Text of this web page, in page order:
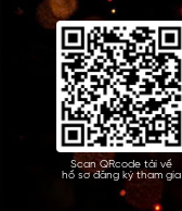
Scan QRcode tải về
hồ sơ đăng ký tham gia